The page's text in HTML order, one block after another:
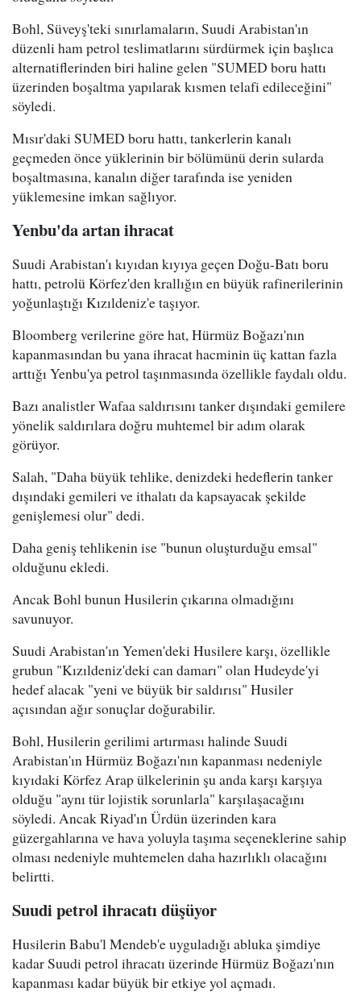
Bohl, Süveyş'teki sınırlamaların, Suudi Arabistan'ın
düzenli ham petrol teslimatlarını sürdürmek için başlıca
alternatiflerinden biri haline gelen "SUMED boru hattı
üzerinden boşaltma yapılarak kısmen telafi edileceğini"
söyledi.
Mısır'daki SUMED boru hattı, tankerlerin kanalı
geçmeden önce yüklerinin bir bölümünü derin sularda
boşaltmasına, kanalın diğer tarafında ise yeniden
yüklemesine imkan sağlıyor.
Yenbu'da artan ihracat
Suudi Arabistan'ı kıyıdan kıyıya geçen Doğu-Batı boru
hattı, petrolü Körfez'den krallığın en büyük rafinerilerinin
yoğunlaştığı Kızıldeniz'e taşıyor.
Bloomberg verilerine göre hat, Hürmüz Boğazı'nın
kapanmasından bu yana ihracat hacminin üç kattan fazla
arttığı Yenbu'ya petrol taşınmasında özellikle faydalı oldu.
Bazı analistler Wafaa saldırısını tanker dışındaki gemilere
yönelik saldırılara doğru muhtemel bir adım olarak
görüyor.
Salah, "Daha büyük tehlike, denizdeki hedeflerin tanker
dışındaki gemileri ve ithalatı da kapsayacak şekilde
genişlemesi olur" dedi.
Daha geniş tehlikenin ise "bunun oluşturduğu emsal"
olduğunu ekledi.
Ancak Bohl bunun Husilerin çıkarına olmadığını
savunuyor.
Suudi Arabistan'ın Yemen'deki Husilere karşı, özellikle
grubun "Kızıldeniz'deki can damarı" olan Hudeyde'yi
hedef alacak "yeni ve büyük bir saldırısı" Husiler
açısından ağır sonuçlar doğurabilir.
Bohl, Husilerin gerilimi artırması halinde Suudi
Arabistan'ın Hürmüz Boğazı'nın kapanması nedeniyle
kıyıdaki Körfez Arap ülkelerinin şu anda karşı karşıya
olduğu "aynı tür lojistik sorunlarla" karşılaşacağını
söyledi. Ancak Riyad'ın Ürdün üzerinden kara
güzergahlarına ve hava yoluyla taşıma seçeneklerine sahip
olması nedeniyle muhtemelen daha hazırlıklı olacağını
belirtti.
Suudi petrol ihracatı düşüyor
Husilerin Babu'l Mendeb'e uyguladığı abluka şimdiye
kadar Suudi petrol ihracatı üzerinde Hürmüz Boğazı'nın
kapanması kadar büyük bir etkiye yol açmadı.